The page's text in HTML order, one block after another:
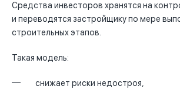
Средства инвесторов хранятся на
и переводятся застройщику по мере
строительных этапов.
Такая модель:
снижает риски недостроя,